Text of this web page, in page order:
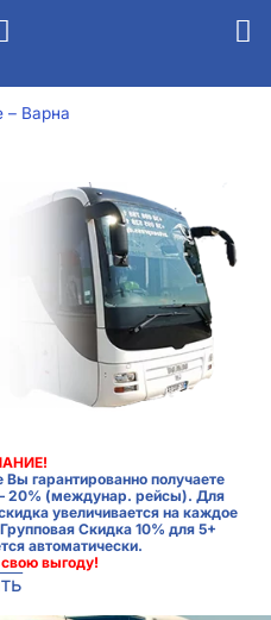
– Варна
Вы гарантированно получаете
20% (междунар. рейсы). Для
увеличивается на каждое
Скидка 10% для 5+
автоматически.
выгоду!